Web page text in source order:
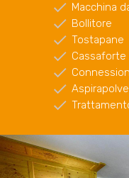
Macchina
Bollitore
Tostapane
Cassaforte